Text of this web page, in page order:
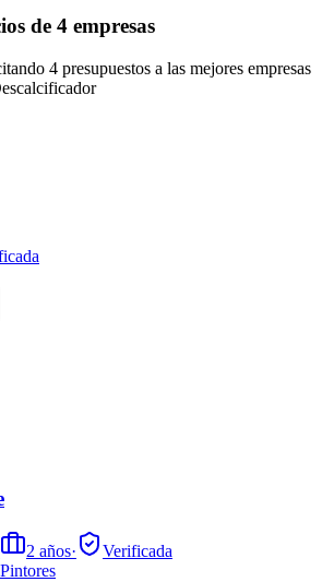
de 4 empresas
4 presupuestos a las mejores empresas
2 años·
Verificada
Pintores